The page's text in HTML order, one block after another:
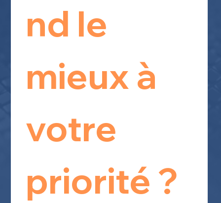
nd le
mieux à
votre
priorité ?